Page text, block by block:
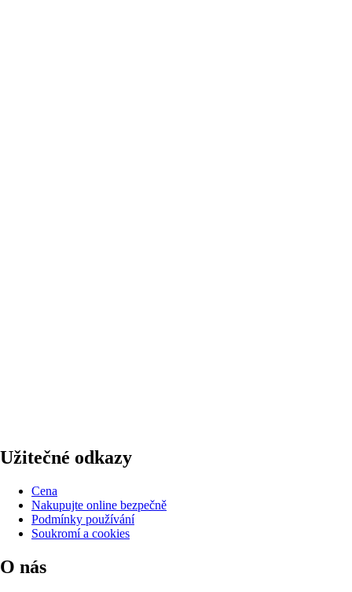
Užitečné odkazy
Cena
Nakupujte online bezpečně
Podmínky používání
Soukromí a cookies
O nás